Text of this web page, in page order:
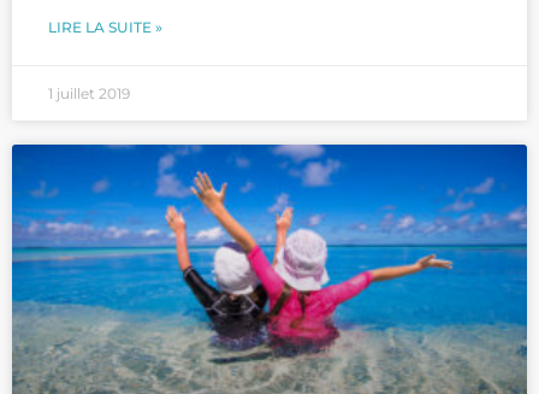
LIRE LA SUITE »
1 juillet 2019